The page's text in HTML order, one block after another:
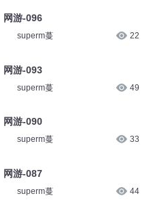
网游-096
superm蔓 22
网游-093
superm蔓 49
网游-090
superm蔓 33
网游-087
superm蔓 44